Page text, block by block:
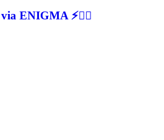
ENIGMA ⚡🕵‍♂